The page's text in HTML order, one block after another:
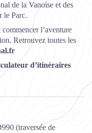
de la Vanoise et des
le Parc.
l’aventure
Retrouvez toutes les
d’itinéraires
(traversée de